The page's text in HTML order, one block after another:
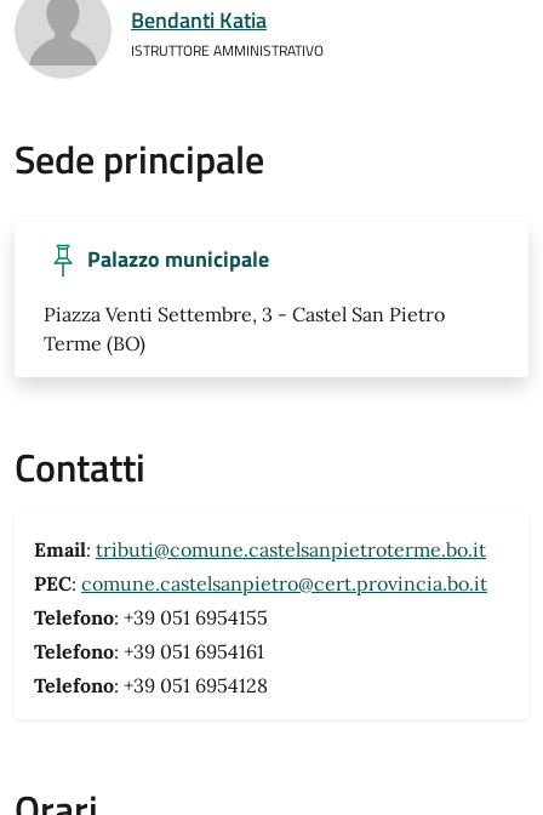
Bendanti Katia
ISTRUTTORE AMMINISTRATIVO
Sede principale
Palazzo municipale
Piazza Venti Settembre, 3 - Castel San Pietro
Terme (BO)
Contatti
Email: tributi@comune.castelsanpietroterme.bo.it
PEC: comune.castelsanpietro@cert.provincia.bo.it
Telefono: +39 051 6954155
Telefono: +39 051 6954161
Telefono: +39 051 6954128